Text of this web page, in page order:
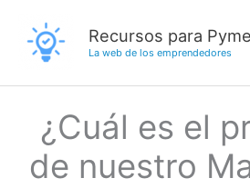
contenido
Recursos para
La web de los emprendedores
¿Cuál es el
de nuestro